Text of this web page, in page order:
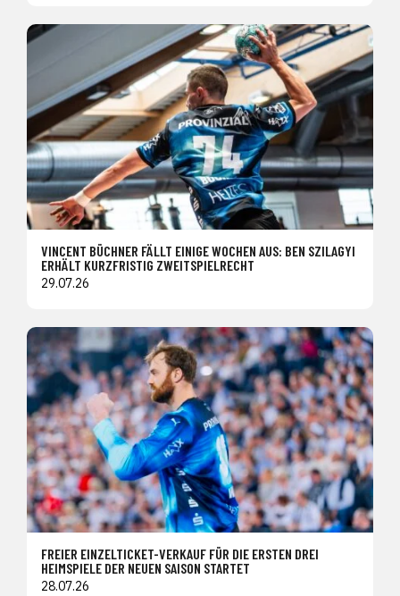
VINCENT BÜCHNER FÄLLT EINIGE WOCHEN AUS: BEN SZILAGYI
ERHÄLT KURZFRISTIG ZWEITSPIELRECHT
29.07.26
FREIER EINZELTICKET-VERKAUF FÜR DIE ERSTEN DREI
HEIMSPIELE DER NEUEN SAISON STARTET
28.07.26